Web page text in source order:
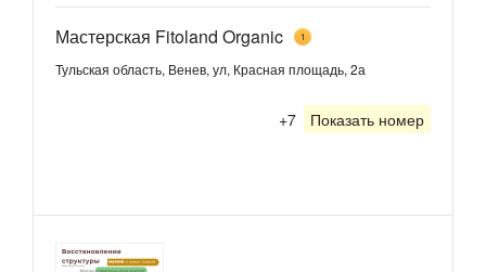
Мастерская Fitoland Organic 1
Тульская область, Венев, ул, Красная площадь, 2а
+7 Показать номер